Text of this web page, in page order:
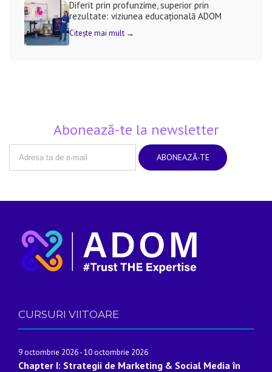
Diferit prin profunzime, superior prin
rezultate: viziunea educațională ADOM
Citește mai mult →
Abonează-te la newsletter
CURSURI VIITOARE
9 octombrie 2026-10 octombrie 2026
Chapter I: Strategii de Marketing & Social Media în